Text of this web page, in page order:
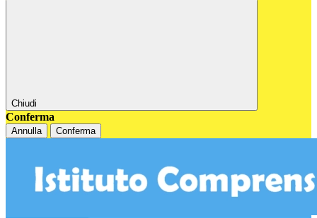
Chiudi
Conferma
Annulla Conferma